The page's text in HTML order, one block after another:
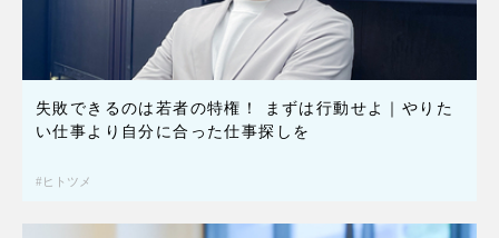
失敗できるのは若者の特権！ まずは行動せよ｜やりた
い仕事より自分に合った仕事探しを
ヒトツメ